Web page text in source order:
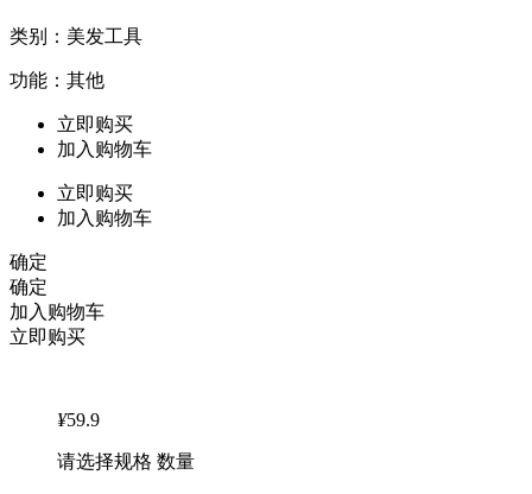
类别：美发工具
功能：其他
立即购买
加入购物车
立即购买
加入购物车
确定
确定
加入购物车
立即购买
¥59.9
请选择规格 数量